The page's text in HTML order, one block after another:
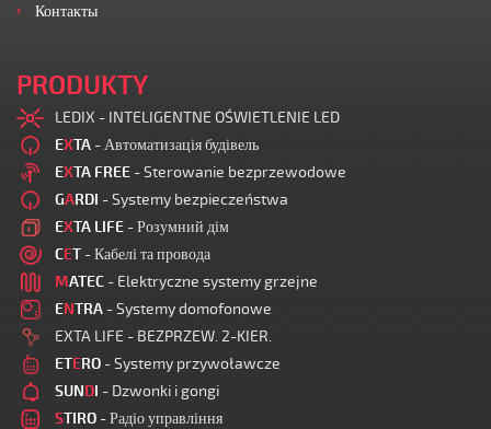
Контакты
PRODUKTY
LEDIX - INTELIGENTNE OŚWIETLENIE LED
EXTA - Автоматизація будівель
EXTA FREE - Sterowanie bezprzewodowe
GARDI - Systemy bezpieczeństwa
EXTA LIFE - Розумний дім
CET - Кабелі та провода
MATEC - Elektryczne systemy grzejne
ENTRA - Systemy domofonowe
EXTA LIFE - BEZPRZEW. 2-KIER.
ETERO - Systemy przywoławcze
SUNDI - Dzwonki i gongi
STIRO - Радіо управління